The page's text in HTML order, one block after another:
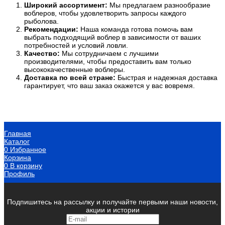
Широкий ассортимент: Мы предлагаем разнообразие
воблеров, чтобы удовлетворить запросы каждого
рыболова.
Рекомендации: Наша команда готова помочь вам
выбрать подходящий воблер в зависимости от ваших
потребностей и условий ловли.
Качество: Мы сотрудничаем с лучшими
производителями, чтобы предоставить вам только
высококачественные воблеры.
Доставка по всей стране: Быстрая и надежная доставка
гарантирует, что ваш заказ окажется у вас вовремя.
Главная
Каталог
0 Избранное
Корзина
0 В корзину
Профиль
Подпишитесь на рассылку и получайте первыми наши новости,
акции и истории